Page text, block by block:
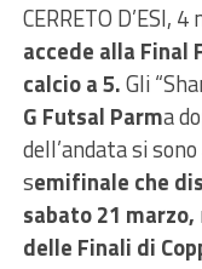
CERRETO D’ESI,
accede alla Final
calcio a 5.Gli
G Futsal Parma
dell’andata si
semifinale che
sabato 21 marzo,
delle Finali di